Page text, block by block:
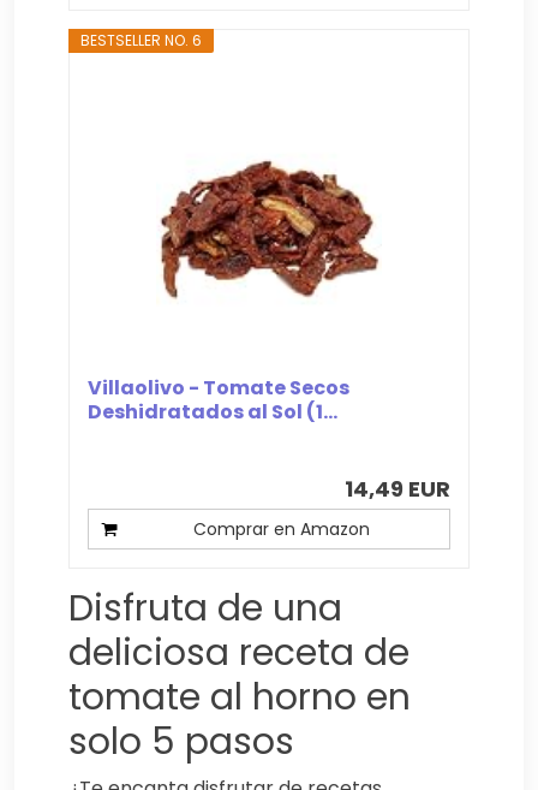
BESTSELLER NO. 6
Villaolivo - Tomate Secos
Deshidratados al Sol (1...
14,49 EUR
Comprar en Amazon
Disfruta de una
deliciosa receta de
tomate al horno en
solo 5 pasos